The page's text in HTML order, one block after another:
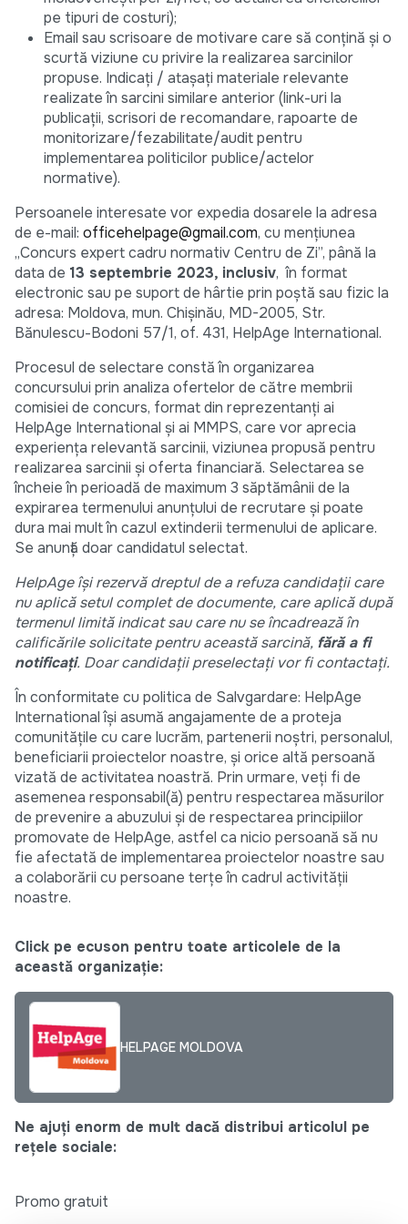
pe tipuri de costuri);
Email sau scrisoare de motivare care să conțină și o
scurtă viziune cu privire la realizarea sarcinilor
propuse. Indicați / atașați materiale relevante
realizate în sarcini similare anterior (link-uri la
publicații, scrisori de recomandare, rapoarte de
monitorizare/fezabilitate/audit pentru
implementarea politicilor publice/actelor
normative).
Persoanele interesate vor expedia dosarele la adresa
de e-mail: officehelpage@gmail.com, cu mențiunea
„Concurs expert cadru normativ Centru de Zi”, până la
data de 13 septembrie 2023, inclusiv, în format
electronic sau pe suport de hârtie prin poștă sau fizic la
adresa: Moldova, mun. Chișinău, MD-2005, Str.
Bănulescu-Bodoni 57/1, of. 431, HelpAge International.
Procesul de selectare constă în organizarea
concursului prin analiza ofertelor de către membrii
comisiei de concurs, format din reprezentanți ai
HelpAge International și ai MMPS, care vor aprecia
experiența relevantă sarcinii, viziunea propusă pentru
realizarea sarcinii și oferta financiară. Selectarea se
încheie în perioadă de maximum 3 săptămânii de la
expirarea termenului anunțului de recrutare și poate
dura mai mult în cazul extinderii termenului de aplicare.
Se anunță doar candidatul selectat.
HelpAge își rezervă dreptul de a refuza candidații care
nu aplică setul complet de documente, care aplică după
termenul limită indicat sau care nu se încadrează în
calificările solicitate pentru această sarcină, fără a fi
notificați. Doar candidații preselectați vor fi contactați.
În conformitate cu politica de Salvgardare: HelpAge
International își asumă angajamente de a proteja
comunitățile cu care lucrăm, partenerii noștri, personalul,
beneficiarii proiectelor noastre, și orice altă persoană
vizată de activitatea noastră. Prin urmare, veți fi de
asemenea responsabil(ă) pentru respectarea măsurilor
de prevenire a abuzului și de respectarea principiilor
promovate de HelpAge, astfel ca nicio persoană să nu
fie afectată de implementarea proiectelor noastre sau
a colaborării cu persoane terțe în cadrul activității
noastre.
Click pe ecuson pentru toate articolele de la
această organizație:
HELPAGE MOLDOVA
Ne ajuți enorm de mult dacă distribui articolul pe
rețele sociale:
Promo gratuit